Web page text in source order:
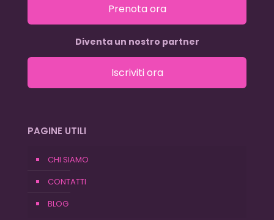
Prenota ora
Diventa un nostro partner
Iscriviti ora
PAGINE UTILI
CHI SIAMO
CONTATTI
BLOG